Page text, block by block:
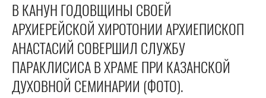
В КАНУН ГОДОВЩИНЫ СВОЕЙ
АРХИЕРЕЙСКОЙ ХИРОТОНИИ АРХИЕПИСКОП
АНАСТАСИЙ СОВЕРШИЛ СЛУЖБУ
ПАРАКЛИСИСА В ХРАМЕ ПРИ КАЗАНСКОЙ
ДУХОВНОЙ СЕМИНАРИИ (ФОТО).